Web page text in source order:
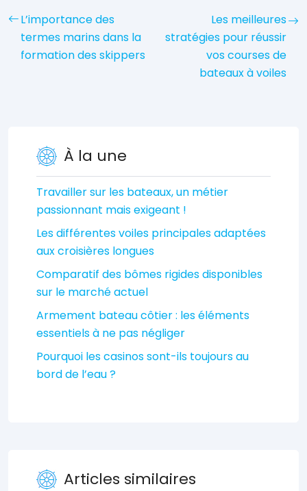
L’importance des
termes marins dans la
formation des skippers
Les meilleures
stratégies pour réussir
vos courses de
bateaux à voiles
À la une
Travailler sur les bateaux, un métier
passionnant mais exigeant !
Les différentes voiles principales adaptées
aux croisières longues
Comparatif des bômes rigides disponibles
sur le marché actuel
Armement bateau côtier : les éléments
essentiels à ne pas négliger
Pourquoi les casinos sont-ils toujours au
bord de l’eau ?
Articles similaires